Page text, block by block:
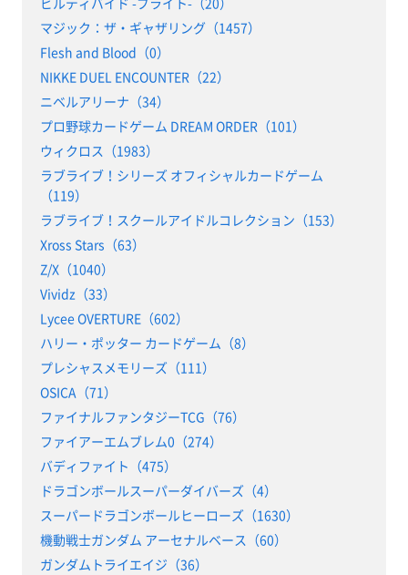
マジック：ザ・ギャザリング（1457）
Flesh and Blood（0）
NIKKE DUEL ENCOUNTER（22）
ニベルアリーナ（34）
プロ野球カードゲーム DREAM ORDER（101）
ウィクロス（1983）
ラブライブ！シリーズ オフィシャルカードゲーム
（119）
ラブライブ！スクールアイドルコレクション（153）
Xross Stars（63）
Z/X（1040）
Vividz（33）
Lycee OVERTURE（602）
ハリー・ポッター カードゲーム（8）
プレシャスメモリーズ（111）
OSICA（71）
ファイナルファンタジーTCG（76）
ファイアーエムブレム0（274）
バディファイト（475）
ドラゴンボールスーパーダイバーズ（4）
スーパードラゴンボールヒーローズ（1630）
機動戦士ガンダム アーセナルベース（60）
ガンダムトライエイジ（36）